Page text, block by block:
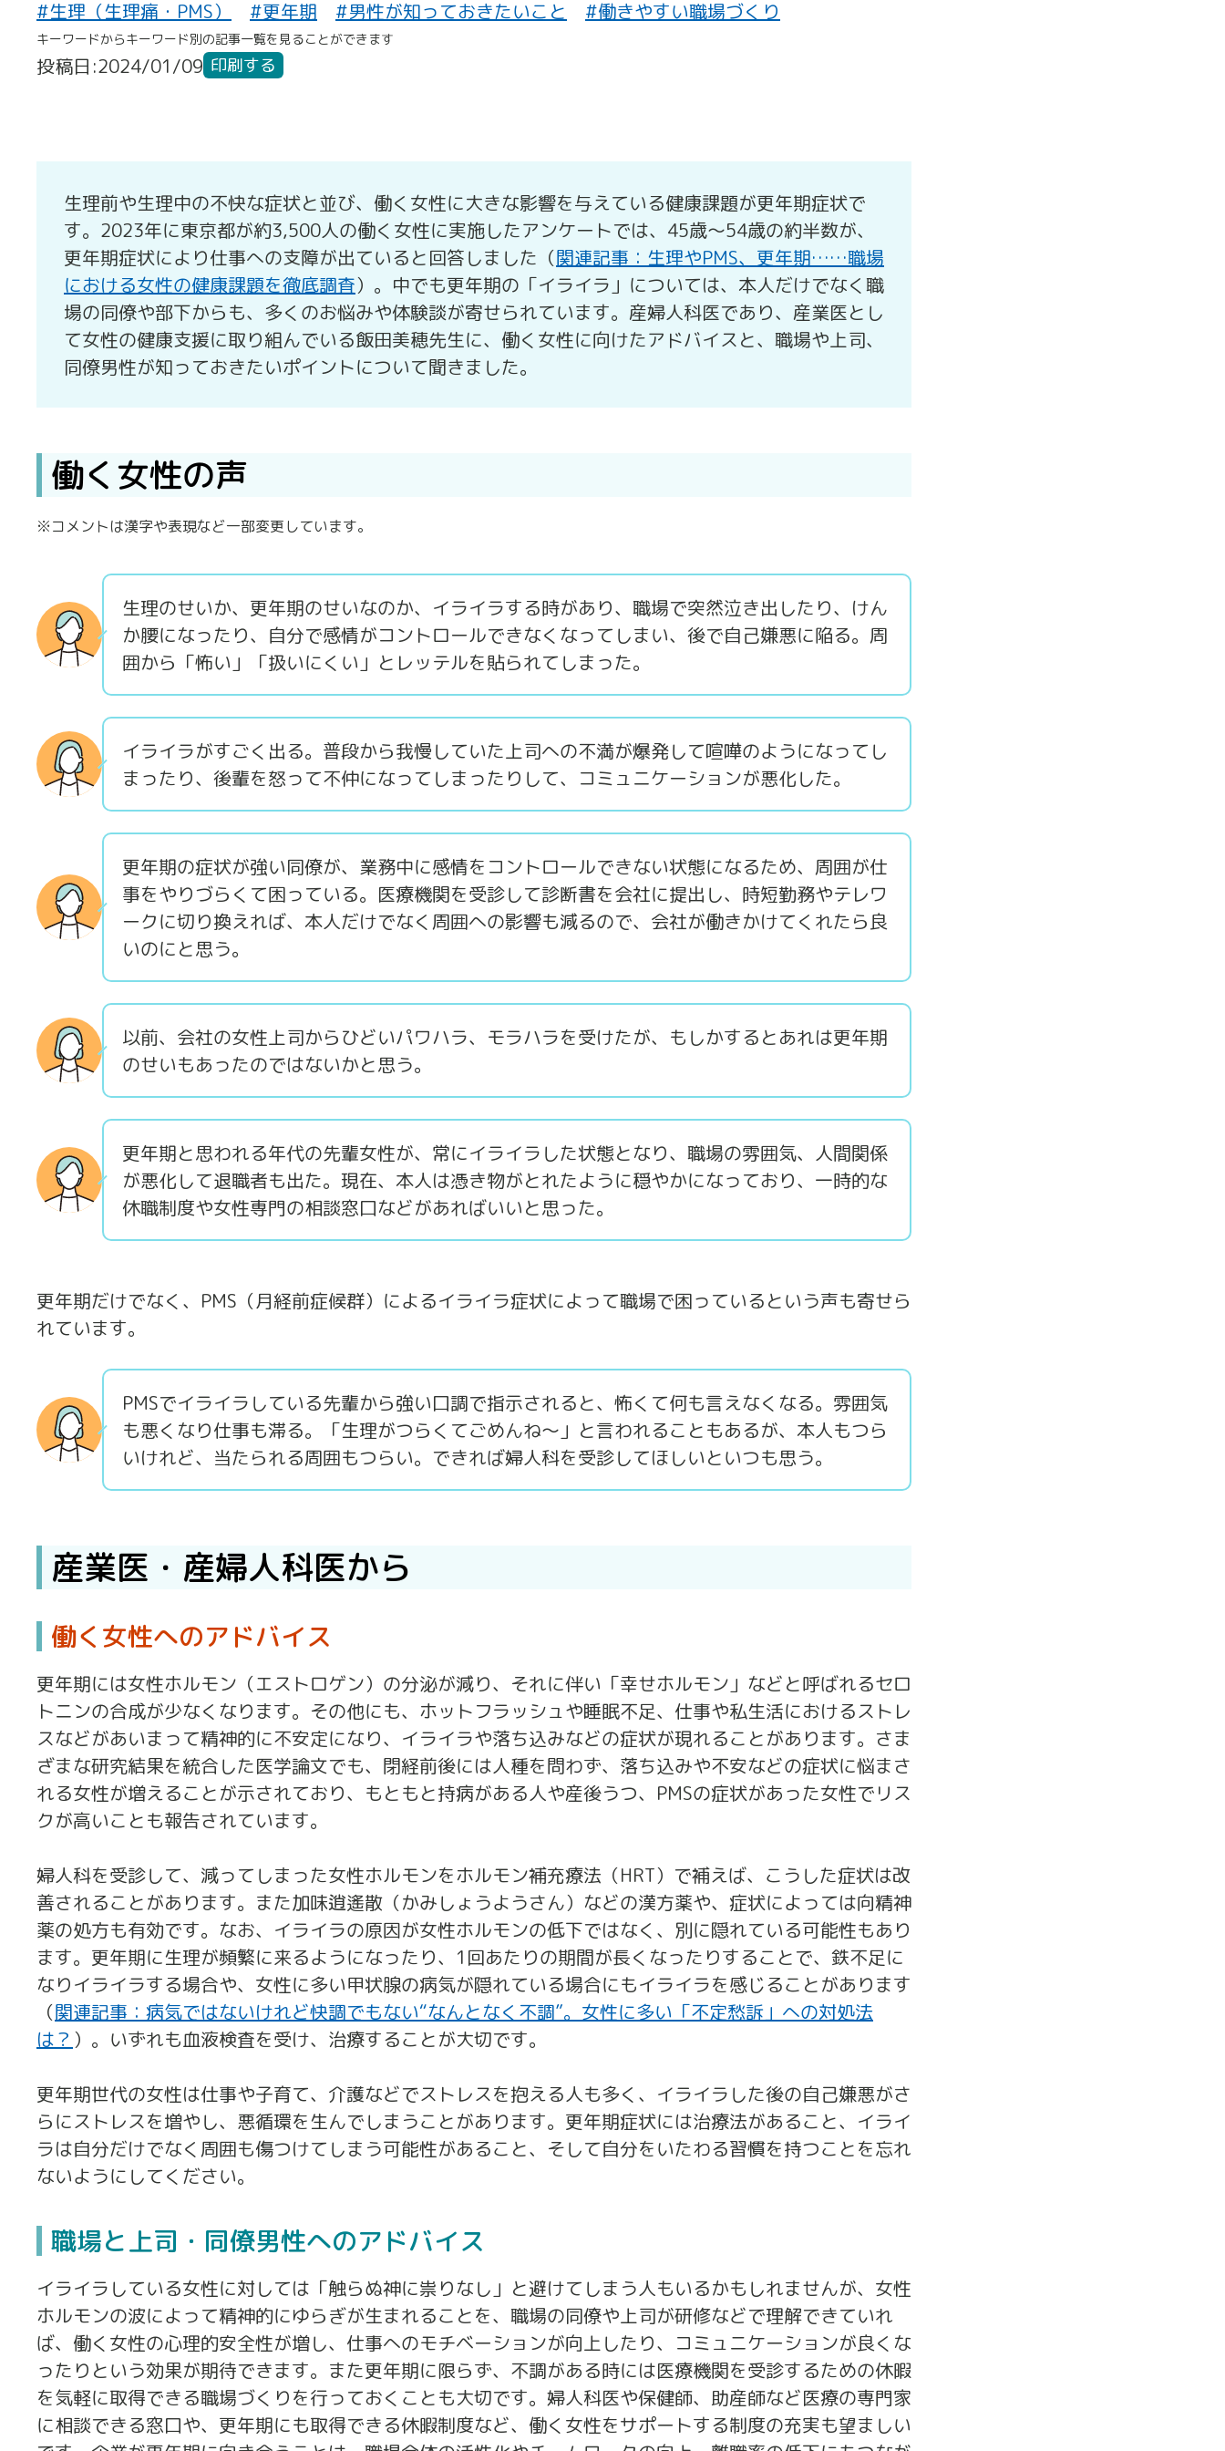
#生理（生理痛・PMS） #更年期 #男性が知っておきたいこと #働きやすい職場づくり
キーワードからキーワード別の記事一覧を見ることができます
投稿日:2024/01/09 印刷する
生理前や生理中の不快な症状と並び、働く女性に大きな影響を与えている健康課題が更年期症状で
す。2023年に東京都が約3,500人の働く女性に実施したアンケートでは、45歳～54歳の約半数が、
更年期症状により仕事への支障が出ていると回答しました（関連記事：生理やPMS、更年期……職場
における女性の健康課題を徹底調査）。中でも更年期の「イライラ」については、本人だけでなく職
場の同僚や部下からも、多くのお悩みや体験談が寄せられています。産婦人科医であり、産業医とし
て女性の健康支援に取り組んでいる飯田美穂先生に、働く女性に向けたアドバイスと、職場や上司、
同僚男性が知っておきたいポイントについて聞きました。
働く女性の声
※コメントは漢字や表現など一部変更しています。
生理のせいか、更年期のせいなのか、イライラする時があり、職場で突然泣き出したり、けん
か腰になったり、自分で感情がコントロールできなくなってしまい、後で自己嫌悪に陥る。周
囲から「怖い」「扱いにくい」とレッテルを貼られてしまった。
イライラがすごく出る。普段から我慢していた上司への不満が爆発して喧嘩のようになってし
まったり、後輩を怒って不仲になってしまったりして、コミュニケーションが悪化した。
更年期の症状が強い同僚が、業務中に感情をコントロールできない状態になるため、周囲が仕
事をやりづらくて困っている。医療機関を受診して診断書を会社に提出し、時短勤務やテレワ
ークに切り換えれば、本人だけでなく周囲への影響も減るので、会社が働きかけてくれたら良
いのにと思う。
以前、会社の女性上司からひどいパワハラ、モラハラを受けたが、もしかするとあれは更年期
のせいもあったのではないかと思う。
更年期と思われる年代の先輩女性が、常にイライラした状態となり、職場の雰囲気、人間関係
が悪化して退職者も出た。現在、本人は憑き物がとれたように穏やかになっており、一時的な
休職制度や女性専門の相談窓口などがあればいいと思った。
更年期だけでなく、PMS（月経前症候群）によるイライラ症状によって職場で困っているという声も寄せら
れています。
PMSでイライラしている先輩から強い口調で指示されると、怖くて何も言えなくなる。雰囲気
も悪くなり仕事も滞る。「生理がつらくてごめんね～」と言われることもあるが、本人もつら
いけれど、当たられる周囲もつらい。できれば婦人科を受診してほしいといつも思う。
産業医・産婦人科医から
働く女性へのアドバイス
更年期には女性ホルモン（エストロゲン）の分泌が減り、それに伴い「幸せホルモン」などと呼ばれるセロ
トニンの合成が少なくなります。その他にも、ホットフラッシュや睡眠不足、仕事や私生活におけるストレ
スなどがあいまって精神的に不安定になり、イライラや落ち込みなどの症状が現れることがあります。さま
ざまな研究結果を統合した医学論文でも、閉経前後には人種を問わず、落ち込みや不安などの症状に悩まさ
れる女性が増えることが示されており、もともと持病がある人や産後うつ、PMSの症状があった女性でリス
クが高いことも報告されています。
婦人科を受診して、減ってしまった女性ホルモンをホルモン補充療法（HRT）で補えば、こうした症状は改
善されることがあります。また加味逍遙散（かみしょうようさん）などの漢方薬や、症状によっては向精神
薬の処方も有効です。なお、イライラの原因が女性ホルモンの低下ではなく、別に隠れている可能性もあり
ます。更年期に生理が頻繁に来るようになったり、1回あたりの期間が長くなったりすることで、鉄不足に
なりイライラする場合や、女性に多い甲状腺の病気が隠れている場合にもイライラを感じることがあります
（関連記事：病気ではないけれど快調でもない“なんとなく不調”。女性に多い「不定愁訴」への対処法
は？ ）。いずれも血液検査を受け、治療することが大切です。
更年期世代の女性は仕事や子育て、介護などでストレスを抱える人も多く、イライラした後の自己嫌悪がさ
らにストレスを増やし、悪循環を生んでしまうことがあります。更年期症状には治療法があること、イライ
ラは自分だけでなく周囲も傷つけてしまう可能性があること、そして自分をいたわる習慣を持つことを忘れ
ないようにしてください。
職場と上司・同僚男性へのアドバイス
イライラしている女性に対しては「触らぬ神に祟りなし」と避けてしまう人もいるかもしれませんが、女性
ホルモンの波によって精神的にゆらぎが生まれることを、職場の同僚や上司が研修などで理解できていれ
ば、働く女性の心理的安全性が増し、仕事へのモチベーションが向上したり、コミュニケーションが良くな
ったりという効果が期待できます。また更年期に限らず、不調がある時には医療機関を受診するための休暇
を気軽に取得できる職場づくりを行っておくことも大切です。婦人科医や保健師、助産師など医療の専門家
に相談できる窓口や、更年期にも取得できる休暇制度など、働く女性をサポートする制度の充実も望ましい